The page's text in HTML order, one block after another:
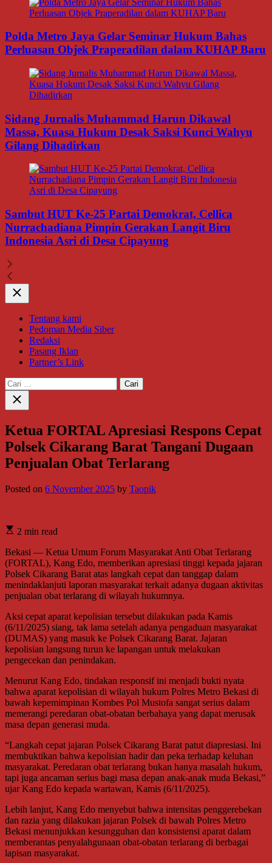
Polda Metro Jaya Gelar Seminar Hukum Bahas
Perluasan Objek Praperadilan dalam KUHAP Baru
Sidang Jurnalis Muhammad Harun Dikawal
Massa, Kuasa Hukum Desak Saksi Kunci Wahyu
Gilang Dihadirkan
Sambut HUT Ke-25 Partai Demokrat, Cellica
Nurrachadiana Pimpin Gerakan Langit Biru
Indonesia Asri di Desa Cipayung
Close
Tentang kami
Pedoman Media Siber
Redaksi
Pasang Iklan
Partner’s Link
Cari
untuk:
Close
search
Ketua FORTAL Apresiasi Respons Cepat
Polsek Cikarang Barat Tangani Dugaan
Penjualan Obat Terlarang
Posted on 6 November 2025 by Taopik
2 min read
Bekasi — Ketua Umum Forum Masyarakat Anti Obat Terlarang
(FORTAL), Kang Edo, memberikan apresiasi tinggi kepada jajaran
Polsek Cikarang Barat atas langkah cepat dan tanggap dalam
menindaklanjuti laporan masyarakat terkait adanya dugaan aktivitas
penjualan obat terlarang di wilayah hukumnya.
Aksi cepat aparat kepolisian tersebut dilakukan pada Kamis
(6/11/2025) siang, tak lama setelah adanya pengaduan masyarakat
(DUMAS) yang masuk ke Polsek Cikarang Barat. Jajaran
kepolisian langsung turun ke lapangan untuk melakukan
pengecekan dan penindakan.
Menurut Kang Edo, tindakan responsif ini menjadi bukti nyata
bahwa aparat kepolisian di wilayah hukum Polres Metro Bekasi di
bawah kepemimpinan Kombes Pol Mustofa sangat serius dalam
memerangi peredaran obat-obatan berbahaya yang dapat merusak
masa depan generasi muda.
“Langkah cepat jajaran Polsek Cikarang Barat patut diapresiasi. Ini
membuktikan bahwa kepolisian hadir dan peka terhadap keluhan
masyarakat. Peredaran obat terlarang bukan hanya masalah hukum,
tapi juga ancaman serius bagi masa depan anak-anak muda Bekasi,”
ujar Kang Edo kepada wartawan, Kamis (6/11/2025).
Lebih lanjut, Kang Edo menyebut bahwa intensitas penggerebekan
dan razia yang dilakukan jajaran Polsek di bawah Polres Metro
Bekasi menunjukkan kesungguhan dan konsistensi aparat dalam
memberantas penyalahgunaan obat-obatan terlarang di berbagai
lapisan masyarakat.